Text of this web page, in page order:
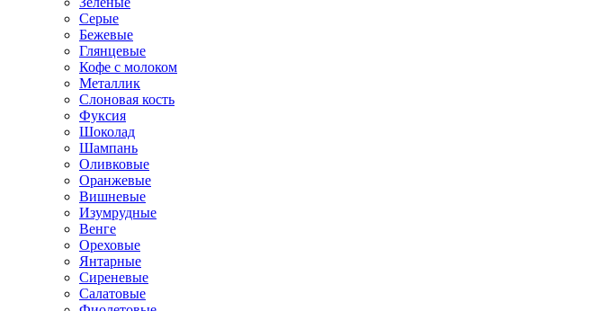
Серые
Бежевые
Глянцевые
Кофе с молоком
Металлик
Слоновая кость
Фуксия
Шоколад
Шампань
Оливковые
Оранжевые
Вишневые
Изумрудные
Венге
Ореховые
Янтарные
Сиреневые
Салатовые